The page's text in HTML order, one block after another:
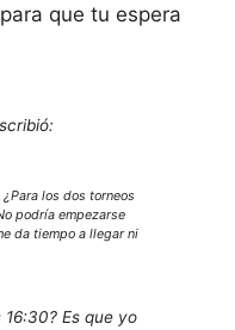
que tu espera
¿Para los dos torneos
podría empezarse
da tiempo a llegar ni
Es que yo